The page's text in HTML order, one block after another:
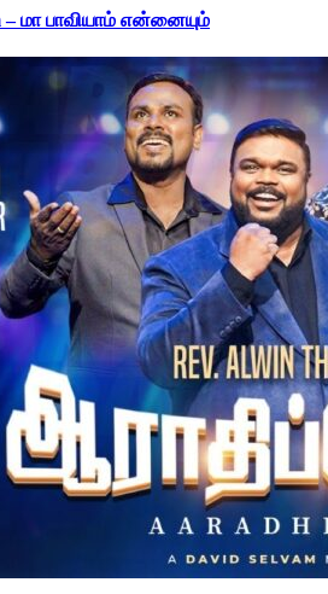
– மா பாவியாம் என்னையும்